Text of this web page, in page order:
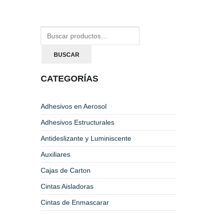
BUSCAR
CATEGORÍAS
Adhesivos en Aerosol
Adhesivos Estructurales
Antideslizante y Luminiscente
Auxiliares
Cajas de Carton
Cintas Aisladoras
Cintas de Enmascarar